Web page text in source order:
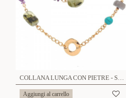
COLLANA LUNGA CON PIETRE - S15884A
Aggiungi al carrello